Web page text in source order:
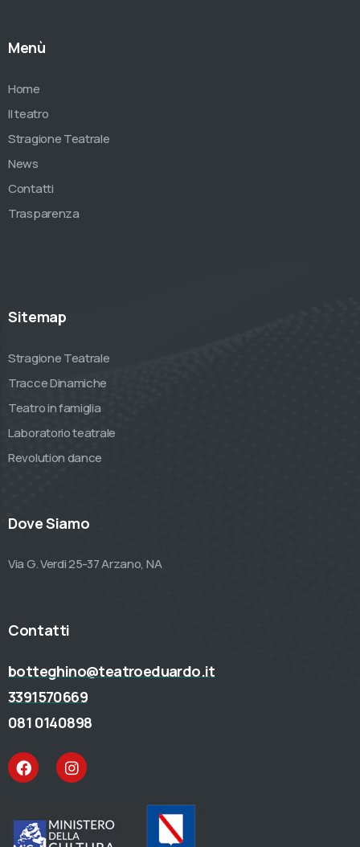
Menù
Home
Il teatro
Stragione Teatrale
News
Contatti
Trasparenza
Sitemap
Stragione Teatrale
Tracce Dinamiche
Teatro in famiglia
Laboratorio teatrale
Revolution dance
Dove Siamo
Via G. Verdi 25-37 Arzano, NA
Contatti
botteghino@teatroeduardo.it
3391570669
081 0140898